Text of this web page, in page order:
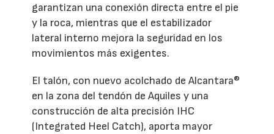
garantizan una conexión directa entre el pie
y la roca, mientras que el estabilizador
lateral interno mejora la seguridad en los
movimientos más exigentes.
El talón, con nuevo acolchado de Alcantara®
en la zona del tendón de Aquiles y una
construcción de alta precisión IHC
(Integrated Heel Catch), aporta mayor